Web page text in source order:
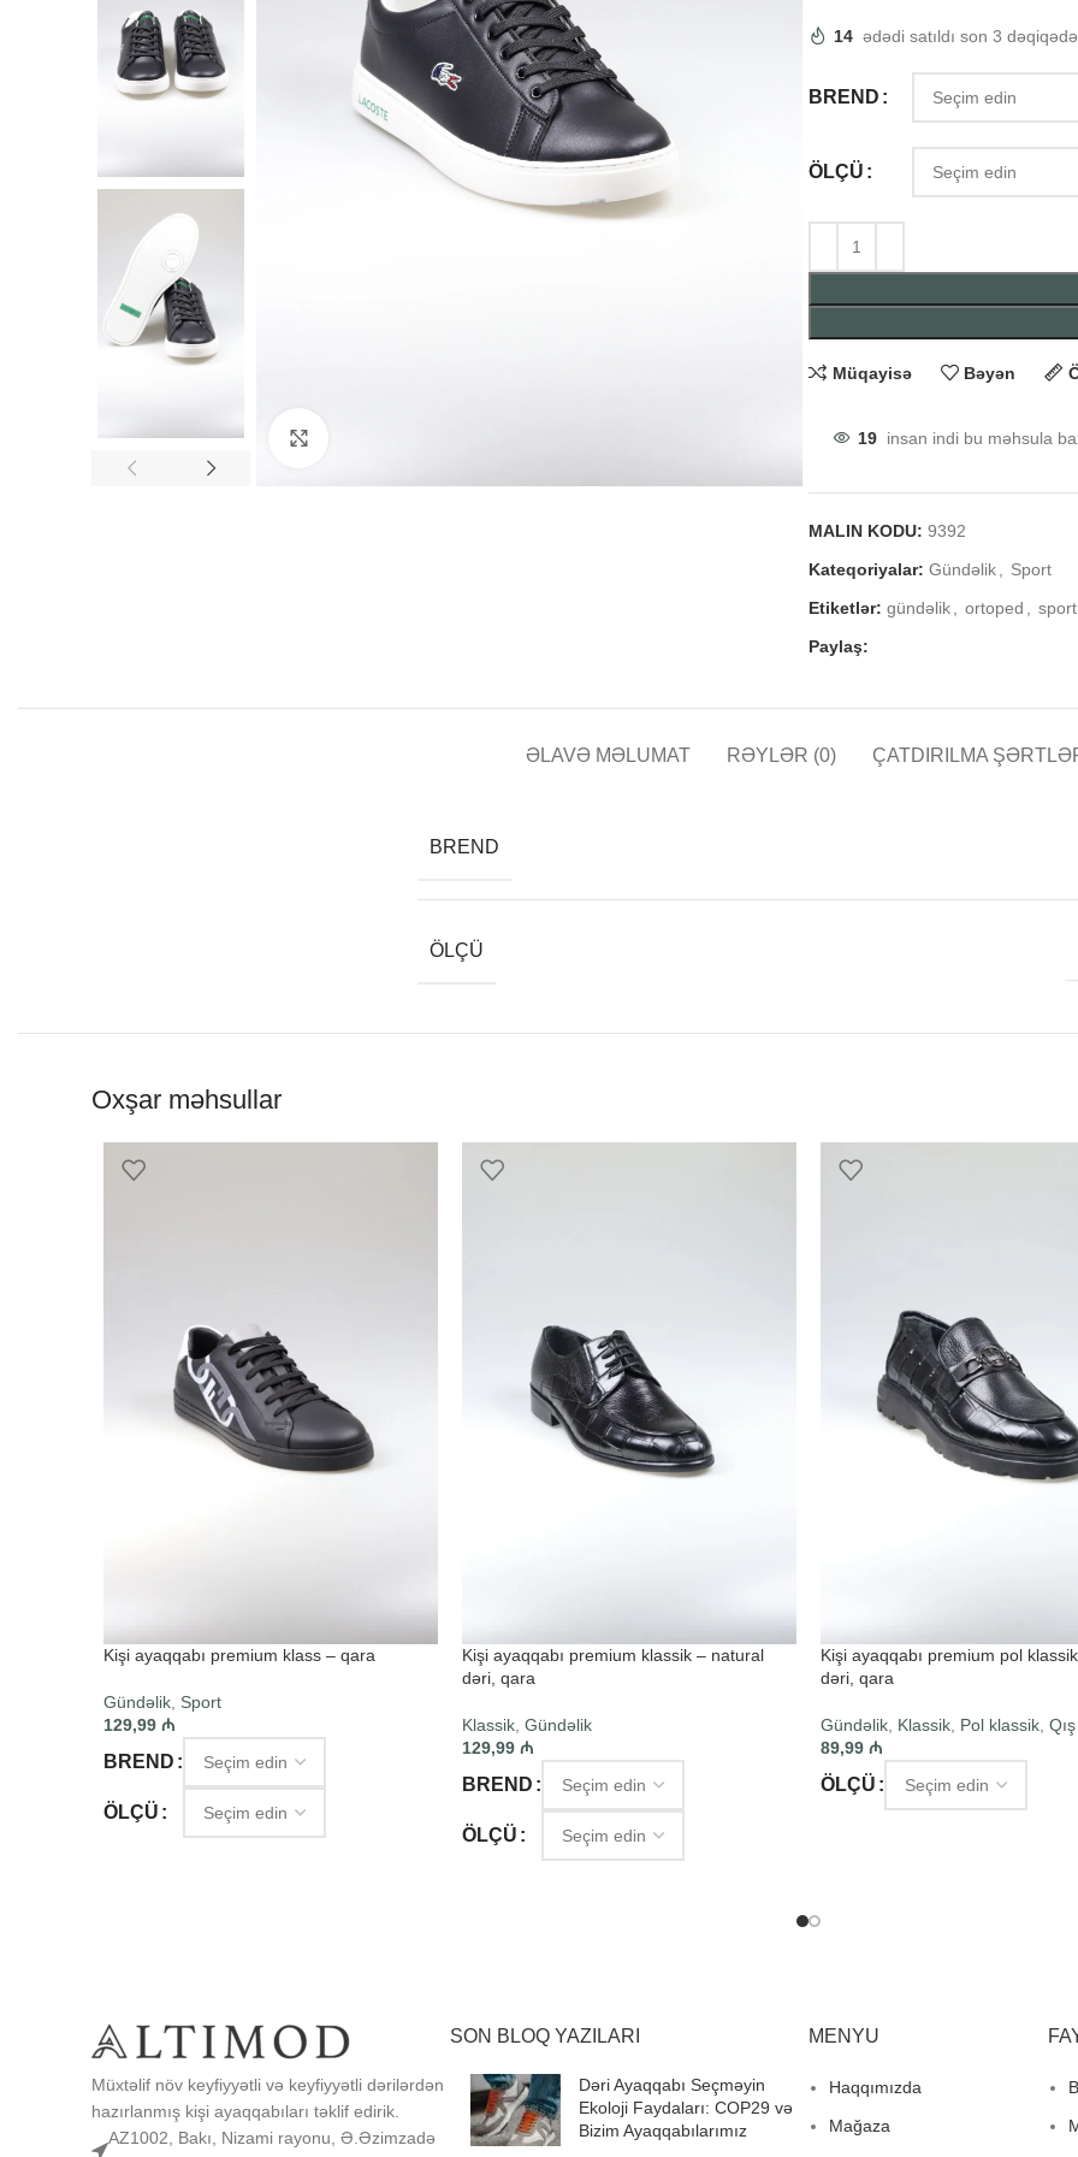
14 ədədi satıldı son 3 dəqiqədə
BREND
ÖLÇÜ
Müqayisə Bəyən
19 insan indi bu məhsula
MALIN KODU: 9392
Kateqoriyalar: Gündəlik
Sport
Etiketlər: gündəlik ortoped
sport
Paylaş:
ƏLAVƏ MƏLUMAT RƏYLƏR (0) ÇATDIRILMA
BREND
ÖLÇÜ
Oxşar məhsullar
Kişi ayaqqabı premium klass – qara
Gündəlik Sport
129,99 ₼
BREND
ÖLÇÜ
Kişi ayaqqabı premium klassik – natural
dəri, qara
Klassik Gündəlik
129,99 ₼
BREND
ÖLÇÜ
Kişi ayaqqabı premium pol
dəri, qara
Gündəlik Klassik Pol klassik Qış
89,99 ₼
ÖLÇÜ
Müxtəlif növ keyfiyyətli və keyfiyyətli dərilərdən
hazırlanmış kişi ayaqqabıları təklif edirik.
AZ1002, Bakı, Nizami rayonu, Ə.Əzimzadə
SON BLOQ YAZILARI
Dəri Ayaqqabı Seçməyin
Ekoloji Faydaları: COP29 və
Bizim Ayaqqabılarımız
MENYU
Haqqımızda
Mağaza